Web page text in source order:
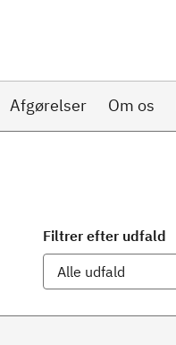
Afgørelser Om os
Filtrer efter udfald